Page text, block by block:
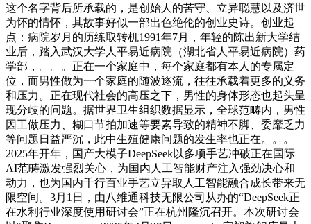
这个名字背后所承载的，是创始人的苦守、立异聪慧以及济世
为怀的情怀，其故事好似一部出色绝伦的创业史诗。创业起
点：病院岁月的历练取转机1991年7月，年轻的陈出新大学结
业后，踏入武汉大学人平易近病院（湖北省人平易近病院）药
学部，。。。正在一个家庭中，每个家庭都有本人的专属定
位，而男性做为一个家庭的随波逐流，往往承载着更多的义务
和压力。正在现代社会的高压之下，男性的身体形态也起头呈
现分歧的问题。据世界卫生组织数据显示，全球范畴内，男性
因工做压力、糊口节拍加速等要素导致的精神不脚、委靡乏力
等问题日益严沉，此中生殖健康问题的发生率也正在。。。
2025年开年，国产大模子DeepSeek以多项手艺冲破正在国际
AI范畴激发强烈关心，为国内人工智能财产注入强劲决心和
动力，也为国内千行百业手艺立异取人工智能融合成长带来无
限空间。3月1日，由八维通科技无限公司从办的“DeepSeek正
在水利行业深度使用研讨会”正在杭州隆沉召开。本次研讨会